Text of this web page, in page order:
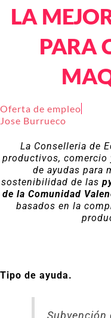
LA
PARA
Oferta de empleo
Jose Burrueco
La Conselleria de
productivos, comercio
de ayudas para
sostenibilidad de las
de la Comunidad
basados en la
Tipo de ayuda.